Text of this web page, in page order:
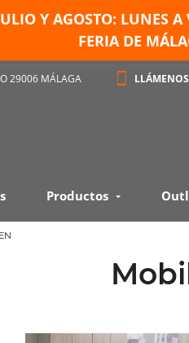
Y AGOSTO: LUNES A
FERIA DE
29006 MÁLAGA
Productos